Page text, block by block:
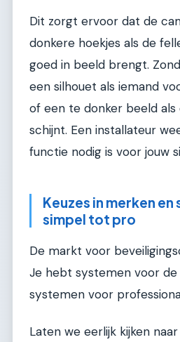
Dit zorgt ervoor dat de
donkere hoekjes als de
goed in beeld brengt.
een silhouet als iemand
of een te donker beeld
schijnt. Een installateur
functie nodig is voor jouw
Keuzes in merken
simpel tot pro
De markt voor
Je hebt systemen voor
systemen voor
Laten we eerlijk kijken